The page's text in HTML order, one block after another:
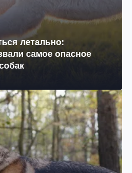
летально:
самое опасное